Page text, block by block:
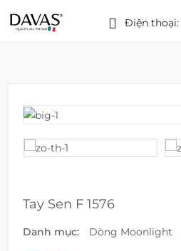
Điện thoại:
Tay Sen F 1576
Danh mục: Dòng Moonlight